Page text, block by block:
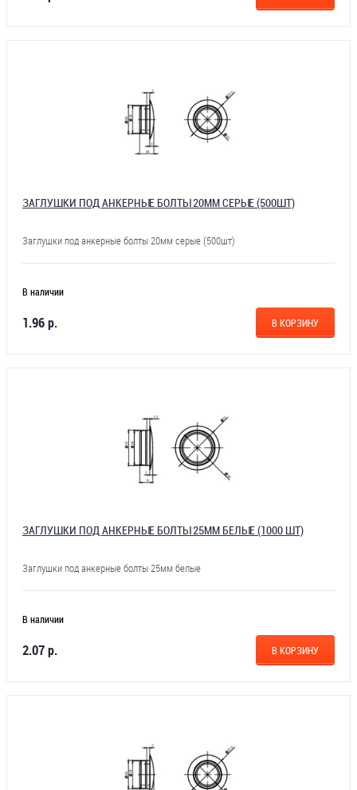
ЗАГЛУШКИ ПОД АНКЕРНЫЕ БОЛТЫ 20ММ СЕРЫЕ (500ШТ)
Заглушки под анкерные болты 20мм серые (500шт)
В наличии
1.96 р. В КОРЗИНУ
ЗАГЛУШКИ ПОД АНКЕРНЫЕ БОЛТЫ 25ММ БЕЛЫЕ (1000 ШТ)
Заглушки под анкерные болты 25мм белые
В наличии
2.07 р. В КОРЗИНУ